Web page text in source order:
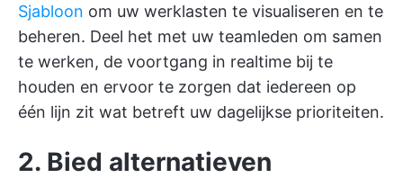
Sjabloon om uw werklasten te visualiseren en te
beheren. Deel het met uw teamleden om samen
te werken, de voortgang in realtime bij te
houden en ervoor te zorgen dat iedereen op
één lijn zit wat betreft uw dagelijkse prioriteiten.
2. Bied alternatieven